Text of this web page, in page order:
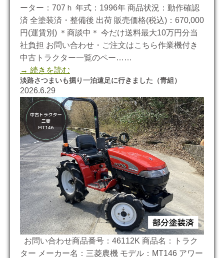
ーター：707ｈ 年式：1996年 商品状況：動作確認
済 全塗装済・整備後 出荷 販売価格(税込)：670,000
円(運賃別) ＊商談中＊ 今だけ送料最大10万円分当
社負担 お問い合わせ・ご注文はこちら作業機付き
中古トラクター一覧のペー……
→ 続きを読む
淡路さつまいも掘り一泊遠足に行きました（青組）
2026.6.29
お問い合わせ商品番号：46112K 商品名：トラク
ター メーカー名：三菱農機 モデル：MT146 アワー